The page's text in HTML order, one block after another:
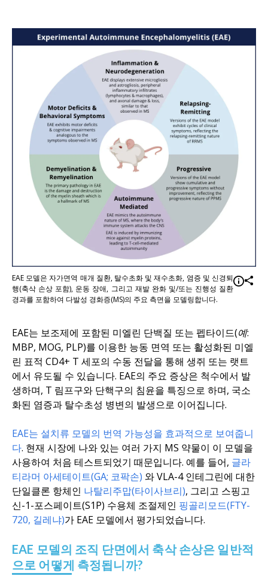
EAE 모델은 자가면역 매개 질환, 탈수초화 및 재수초화, 염증 및 신경퇴
행(축삭 손상 포함), 운동 장애, 그리고 재발 완화 및/또는 진행성 질환
경과를 포함하여 다발성 경화증(MS)의 주요 측면을 모델링합니다.
EAE는 보조제에 포함된 미엘린 단백질 또는 펩타이드(예:
MBP, MOG, PLP)를 이용한 능동 면역 또는 활성화된 미엘
린 표적 CD4+ T 세포의 수동 전달을 통해 생쥐 또는 랫트
에서 유도될 수 있습니다. EAE의 주요 증상은 척수에서 발
생하며, T 림프구와 단핵구의 침윤을 특징으로 하며, 국소
화된 염증과 탈수초성 병변의 발생으로 이어집니다.
EAE는 설치류 모델의 번역 가능성을 효과적으로 보여줍니
다. 현재 시장에 나와 있는 여러 가지 MS 약물이 이 모델을
사용하여 처음 테스트되었기 때문입니다. 예를 들어, 글라
티라머 아세테이트(GA; 코팍손) 와 VLA-4 인테그린에 대한
단일클론 항체인 나탈리주맙(타이사브리), 그리고 스핑고
신-1-포스페이트(S1P) 수용체 조절제인 핑골리모드(FTY-
720, 길레냐)가 EAE 모델에서 평가되었습니다.
EAE 모델의 조직 단면에서 축삭 손상은 일반적
으로 어떻게 측정됩니까?